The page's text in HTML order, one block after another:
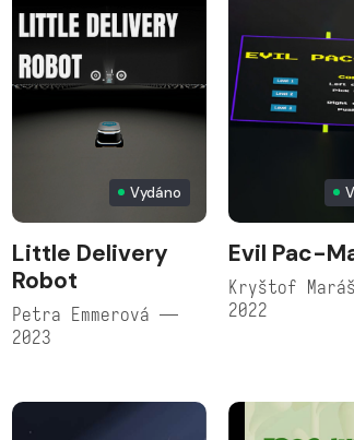
Vydáno
Little Delivery
Robot
Petra Emmerová —
2023
Evil Pac-
Kryštof
2022